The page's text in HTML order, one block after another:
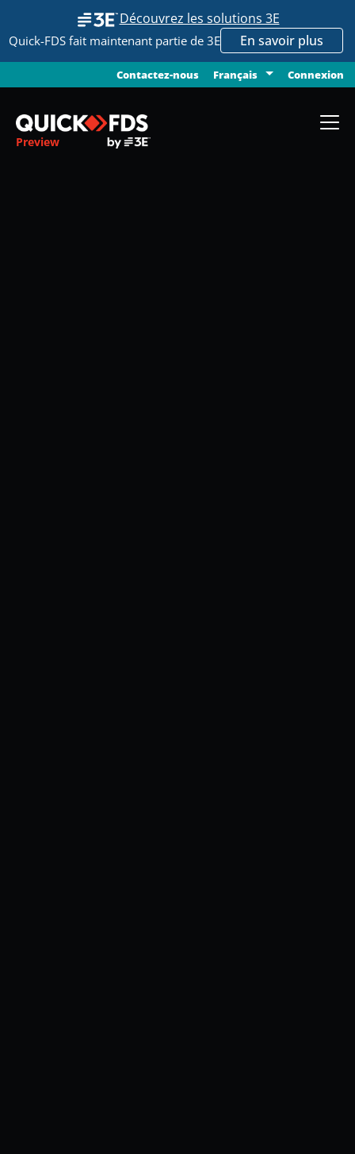
Découvrez les solutions 3E
Quick-FDS fait maintenant partie de 3E En savoir plus
Contactez-nous Français Connexion
Preview